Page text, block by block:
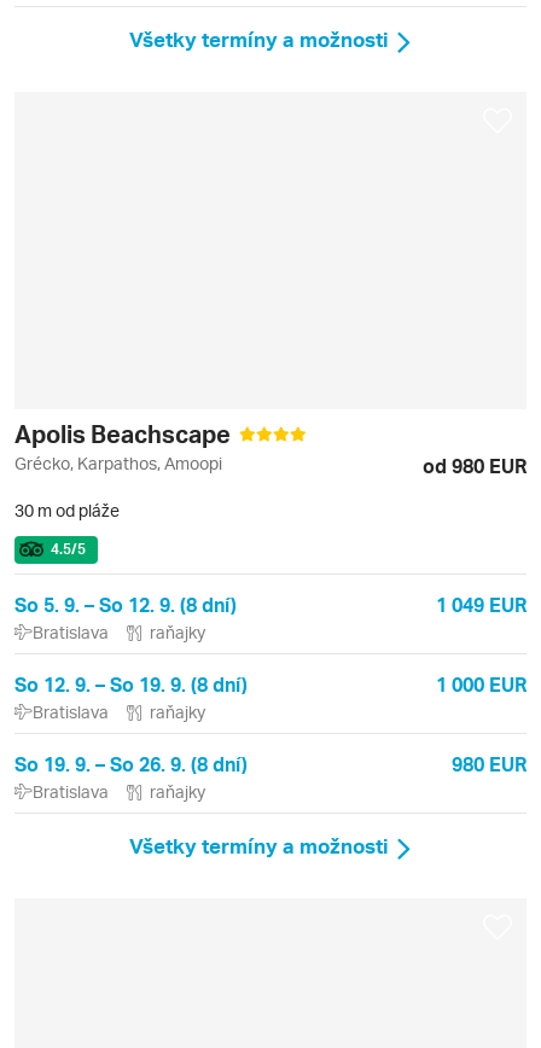
Všetky termíny a možnosti
Apolis Beachscape
Grécko, Karpathos, Amoopi od 980 EUR
30 m od pláže
4.5/5
So 5. 9. – So 12. 9. (8 dní) 1 049 EUR
Bratislava raňajky
So 12. 9. – So 19. 9. (8 dní) 1 000 EUR
Bratislava raňajky
So 19. 9. – So 26. 9. (8 dní) 980 EUR
Bratislava raňajky
Všetky termíny a možnosti